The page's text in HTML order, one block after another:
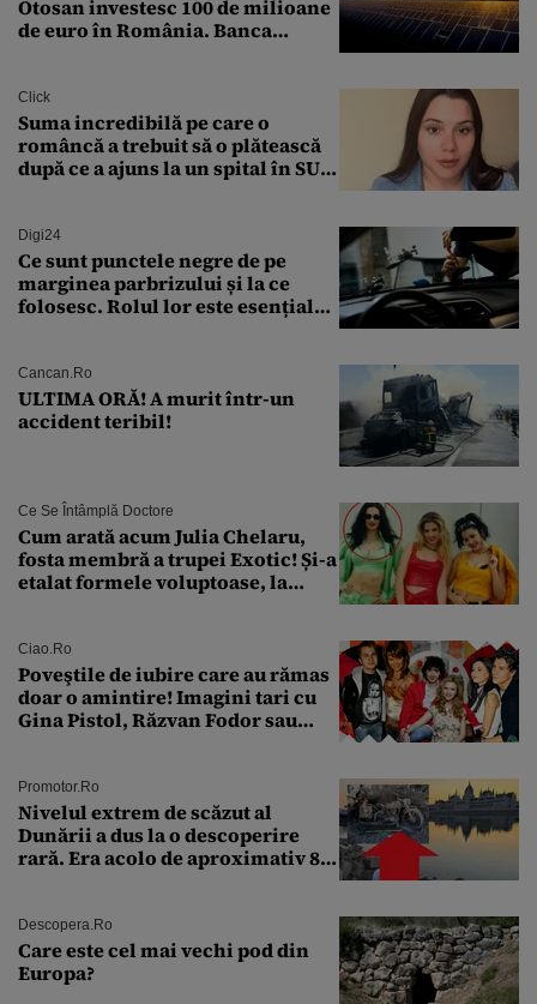
Otosan investesc 100 de milioane
de euro în România. Banca
Click
Suma incredibilă pe care o
româncă a trebuit să o plătească
după ce a ajuns la un spital în SUA:
Digi24
Ce sunt punctele negre de pe
marginea parbrizului și la ce
folosesc. Rolul lor este esențial
Cancan.ro
ULTIMA ORĂ! A murit într-un
accident teribil!
Ce Se Întâmplă Doctore
Cum arată acum Julia Chelaru,
fosta membră a trupei Exotic! Și-a
etalat formele voluptoase, la
Ciao.ro
Poveştile de iubire care au rămas
doar o amintire! Imagini tari cu
Gina Pistol, Răzvan Fodor sau
Promotor.ro
Nivelul extrem de scăzut al
Dunării a dus la o descoperire
rară. Era acolo de aproximativ 80
Descopera.ro
Care este cel mai vechi pod din
Europa?